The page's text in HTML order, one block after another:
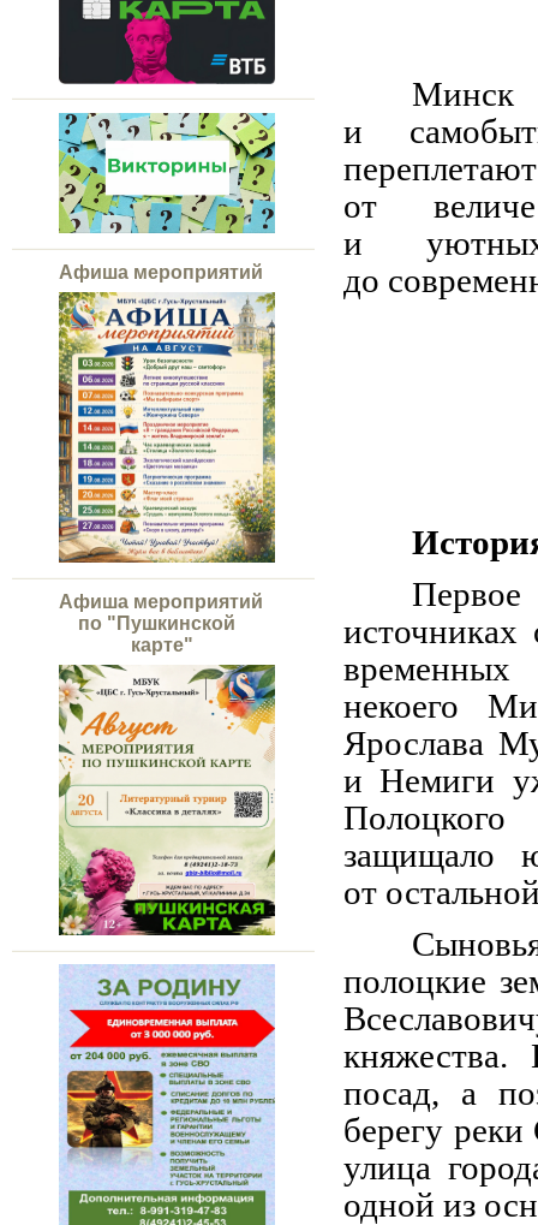
Афиша мероприятий
Афиша мероприятий
по "Пушкинской
карте"
Минск
и
от
и уютных
до
временных
некоего
Ярослава
и Немиги
защищало
от
полоцкие
посад, а
берегу
улица
одной из